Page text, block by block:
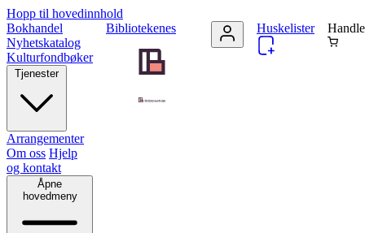
Hopp til hovedinnhold
Bibliotekenes
Bokhandel
Nyhetskatalog
Kulturfondbøker
Tjenester
Arrangementer
Om oss Hjelp
og kontakt
Åpne
hovedmeny
Huskelister